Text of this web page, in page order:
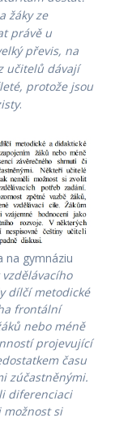
žáky ze
právě u
převis, na
učitelů dávají
protože jsou
.
na gymnáziu
dílčí metodické
frontální
nebo méně
projevující
času
zúčastněnými.
diferenciaci
možnost si